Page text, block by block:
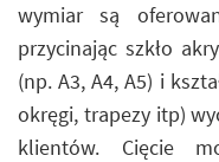
wymiar są
przycinając szkło
(np. A3, A4, A5) i
okręgi, trapezy itp)
klientów. Cięcie